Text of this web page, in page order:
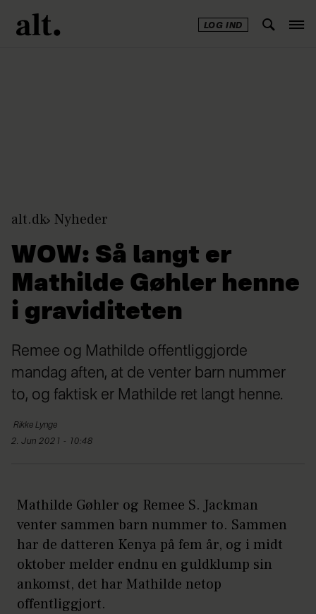
LOG IND
alt.dk Nyheder
WOW: Så langt er
Mathilde Gøhler henne
i graviditeten
Remee og Mathilde offentliggjorde
mandag aften, at de venter barn nummer
to, og faktisk er Mathilde ret langt henne.
Rikke Lynge
2. Jun 2021 - 10:48
Mathilde Gøhler og Remee S. Jackman
venter sammen barn nummer to. Sammen
har de datteren Kenya på fem år, og i midt
oktober melder endnu en guldklump sin
ankomst, det har Mathilde netop
offentliggjort.